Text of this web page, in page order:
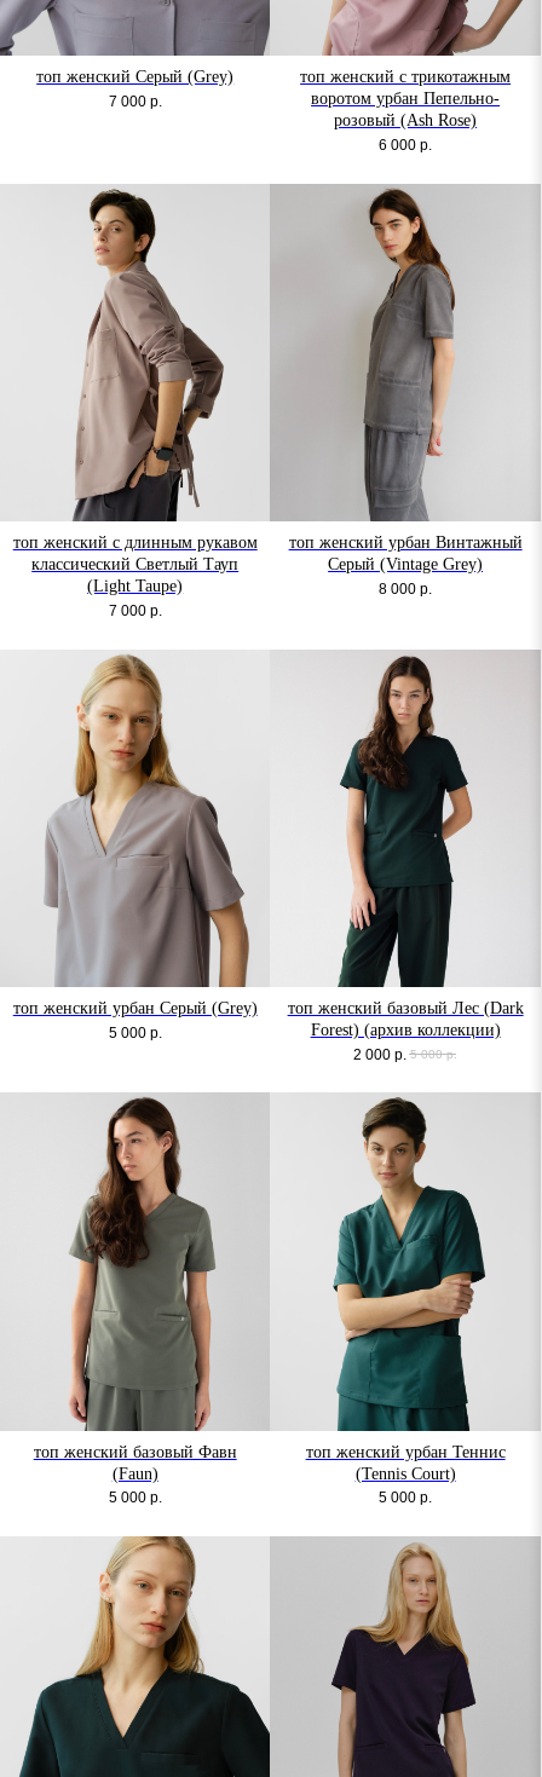
топ женский Серый (Grey)
7 000 р.
топ женский с трикотажным
воротом урбан Пепельно-
розовый (Ash Rose)
6 000 р.
топ женский с длинным рукавом
классический Светлый Тауп
(Light Taupe)
7 000 р.
топ женский урбан Винтажный
Серый (Vintage Grey)
8 000 р.
топ женский урбан Серый (Grey)
5 000 р.
топ женский базовый Лес (Dark
Forest) (архив коллекции)
2 000 р. 5 000 р.
топ женский базовый Фавн
(Faun)
5 000 р.
топ женский урбан Теннис
(Tennis Court)
5 000 р.